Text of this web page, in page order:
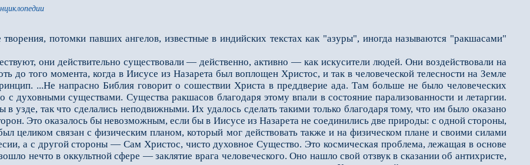
творения, потомки павших ангелов, известные в индийских текстах как "азуры", иногда называются "ракшасами"
они действительно существовали — действенно, активно — как искусители людей. Они воздействовали на
до того момента, когда в Иисусе из Назарета был воплощен Христос, и так в человеческой телесности на Земле
...Не напрасно Библия говорит о сошествии Христа в преддверие ада. Там больше не было человеческих
с духовными существами. Существа ракшасов благодаря этому впали в состояние парализованности и летаргии.
узде, так что сделались неподвижными. Их удалось сделать такими только благодаря тому, что им было оказано
Это оказалось бы невозможным, если бы в Иисусе из Назарета не соединились две природы: с одной стороны,
целиком связан с физическим планом, который мог действовать также и на физическом плане и своими силами
а с другой стороны — Сам Христос, чисто духовное Существо. Это космическая проблема, лежащая в основе
нечто в оккультной сфере — заклятие врага человеческого. Оно нашло свой отзвук в сказании об антихристе,